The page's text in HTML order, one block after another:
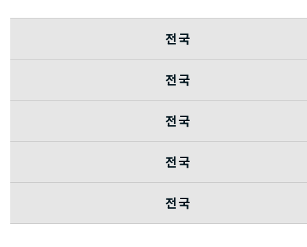
전 국
전 국
전 국
전 국
전 국